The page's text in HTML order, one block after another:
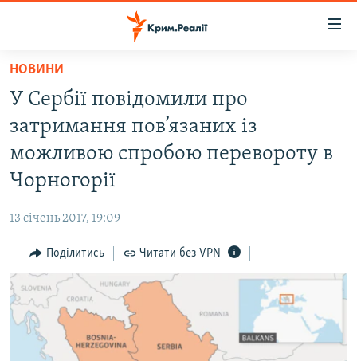
Перейти
основного
матеріалу
Перейти
до
основної
Перейти
пошуку
ВОДА.КРИМ
ВІДЕО ТА ФОТО
ПОЛІТИКА
ІНТЕРВ'Ю
ВСЕ ЗА ДЕНЬ
СПЕЦПРОЕКТИ
ДЕПОРТАЦІЯ
ЯК ОБІЙТИ БЛОКУВАННЯ
НОВИНИ
У Сербії повідомили про
затримання пов’язаних із
можливою спробою перевороту в
Чорногорії
13 січень 2017, 19:09
Поділитись Читати без VPN